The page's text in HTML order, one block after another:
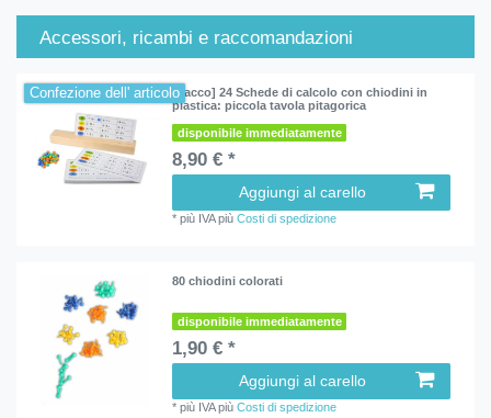
Accessori, ricambi e raccomandazioni
Confezione dell' articolo[Pacco] 24 Schede di calcolo con chiodini in
plastica: piccola tavola pitagorica
disponibile immediatamente
8,90 € *
Aggiungi al carello
*più IVApiùCosti di spedizione
80 chiodini colorati
disponibile immediatamente
1,90 € *
Aggiungi al carello
*più IVApiùCosti di spedizione